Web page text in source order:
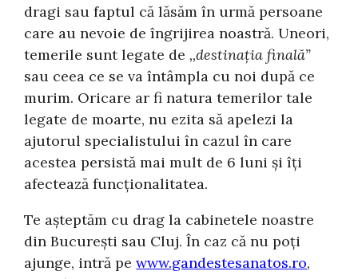
dragi sau faptul că lăsăm în urmă persoane
care au nevoie de îngrijirea noastră. Uneori,
temerile sunt legate de ,,destinaţia finală”
sau ceea ce se va întâmpla cu noi după ce
murim. Oricare ar fi natura temerilor tale
legate de moarte, nu ezita să apelezi la
ajutorul specialistului în cazul în care
acestea persistă mai mult de 6 luni şi îţi
afectează funcţionalitatea.
Te așteptăm cu drag la cabinetele noastre
din București sau Cluj. În caz că nu poți
ajunge, intră pewww.gandestesanatos.ro,